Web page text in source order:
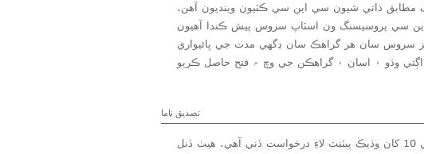
مطابق ذاتي شيون سي اين سي ڪٽيون وينديون آهن.
تيز سروس سان هر گراهڪ سان ڊگهي مدت جي ڀائيواري
تصديق ناما
سالن جي ٽيڪنالاجي گڏ ڪرڻ ۽ ترقي کان پوءِ، اسان جي ڪمپني 10 کان وڌيڪ پيٽنٽ لاءِ درخواست ڏني آهي. هيٺ ڏنل ISO سرٽيفڪيشن ۽ پيٽنٽ جا حصا آهن